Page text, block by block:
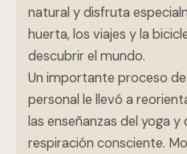
natural y disfruta
huerta, los viajes y la
descubrir el mundo.
Un importante proceso
personal le llevó a
las enseñanzas del yoga
respiración consciente.